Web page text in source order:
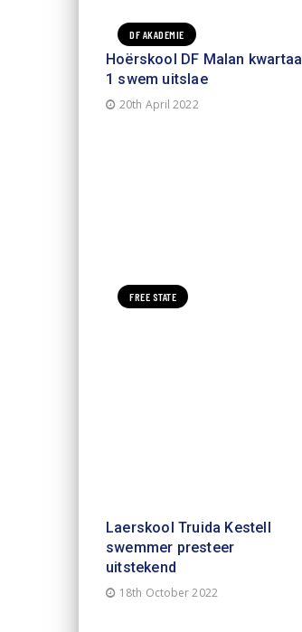
DF AKADEMIE
Hoërskool DF Malan kwartaal
1 swem uitslae
20th April 2022
FREE STATE
Laerskool Truida Kestell
swemmer presteer
uitstekend
18th October 2022